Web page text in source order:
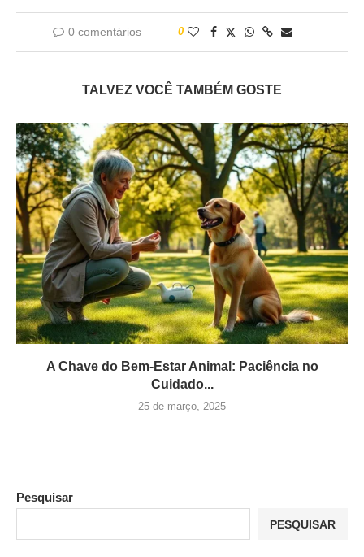
0 comentários 0
TALVEZ VOCÊ TAMBÉM GOSTE
A Chave do Bem-Estar Animal: Paciência no
Cuidado...
25 de março, 2025
Pesquisar
PESQUISAR